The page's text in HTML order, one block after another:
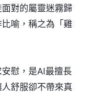
對的屬靈迷霧歸
喻，稱之為「雞
慰，是AI最擅長
舒服卻不帶來真